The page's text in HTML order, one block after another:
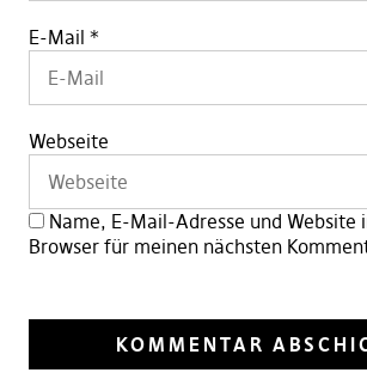
E-Mail *
Webseite
Name, E-Mail-Adresse und Website
Browser für meinen nächsten